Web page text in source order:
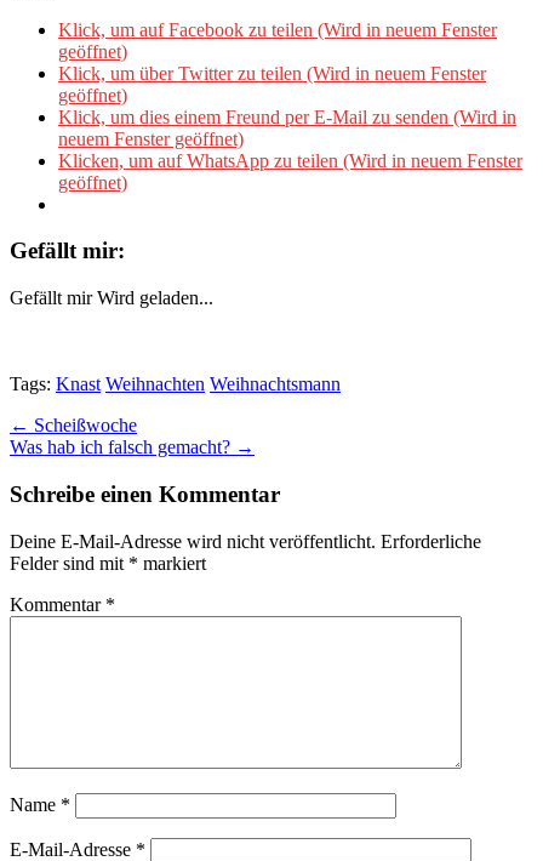
Klick, um auf Facebook zu teilen (Wird in neuem Fenster
geöffnet)
Klick, um über Twitter zu teilen (Wird in neuem Fenster
geöffnet)
Klick, um dies einem Freund per E-Mail zu senden (Wird in
neuem Fenster geöffnet)
Klicken, um auf WhatsApp zu teilen (Wird in neuem Fenster
geöffnet)
Gefällt mir:
Gefällt mir Wird geladen...
Tags: Knast Weihnachten Weihnachtsmann
Post
navigation
← Scheißwoche
Was hab ich falsch gemacht? →
Schreibe einen Kommentar
Deine E-Mail-Adresse wird nicht veröffentlicht. Erforderliche
Felder sind mit * markiert
Kommentar *
Name *
E-Mail-Adresse *